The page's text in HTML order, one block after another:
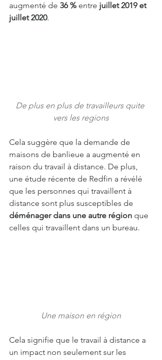
augmenté de 36 % entre juillet 2019 et
juillet 2020.
De plus en plus de travailleurs quite
vers les regions
Cela suggère que la demande de
maisons de banlieue a augmenté en
raison du travail à distance. De plus,
une étude récente de Redfin a révélé
que les personnes qui travaillent à
distance sont plus susceptibles de
déménager dans une autre région que
celles qui travaillent dans un bureau.
Une maison en région
Cela signifie que le travail à distance a
un impact non seulement sur les